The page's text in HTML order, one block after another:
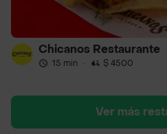
Chicanos Restaurante
15 min · $ 4500
Ver más